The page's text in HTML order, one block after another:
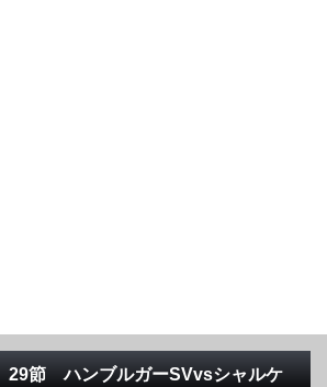
29節 ハンブルガーSVvsシャルケ